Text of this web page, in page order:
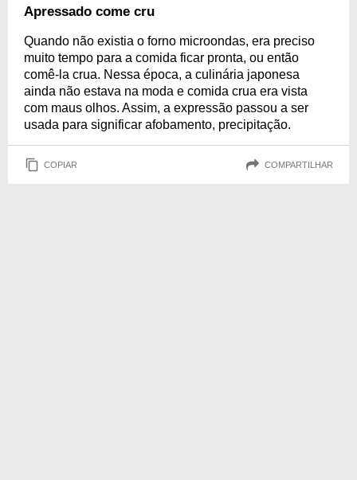
Apressado come cru
Quando não existia o forno microondas, era preciso
muito tempo para a comida ficar pronta, ou então
comê-la crua. Nessa época, a culinária japonesa
ainda não estava na moda e comida crua era vista
com maus olhos. Assim, a expressão passou a ser
usada para significar afobamento, precipitação.
COPIAR COMPARTILHAR